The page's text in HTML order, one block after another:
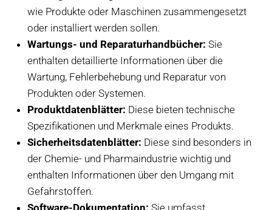
wie Produkte oder Maschinen zusammengesetzt
oder installiert werden sollen.
Wartungs- und Reparaturhandbücher: Sie
enthalten detaillierte Informationen über die
Wartung, Fehlerbehebung und Reparatur von
Produkten oder Systemen.
Produktdatenblätter: Diese bieten technische
Spezifikationen und Merkmale eines Produkts.
Sicherheitsdatenblätter: Diese sind besonders in
der Chemie- und Pharmaindustrie wichtig und
enthalten Informationen über den Umgang mit
Gefahrstoffen.
Software-Dokumentation: Sie umfasst